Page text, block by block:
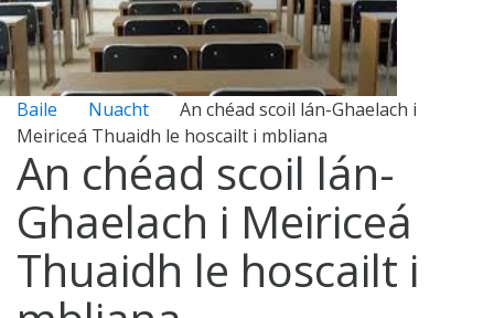
Baile Nuacht
An chéad scoil lán-Ghaelach i
Meiriceá Thuaidh le hoscailt i mbliana
An chéad scoil lán-
Ghaelach i Meiriceá
Thuaidh le hoscailt i